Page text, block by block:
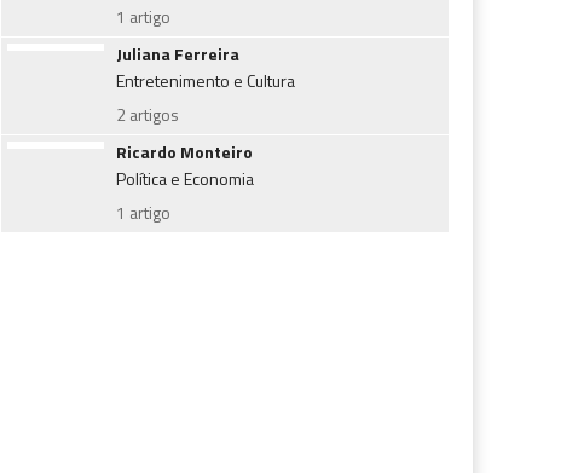
1 artigo
Juliana Ferreira
Entretenimento e Cultura
2 artigos
Ricardo Monteiro
Política e Economia
1 artigo